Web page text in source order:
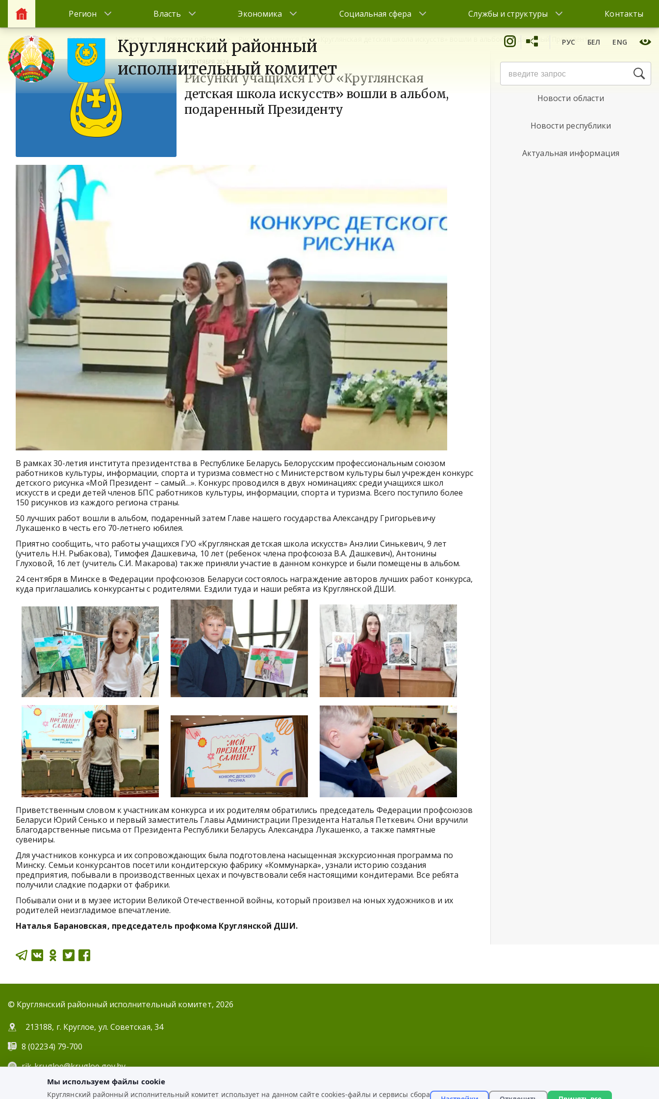
Регион Власть Экономика Социальная сфера Службы и структуры Контакты
Круглянский районный
исполнительный комитет
РУС БЕЛ ENG
Главная Новости Рисунки учащихся ГУО «Круглянская детская школа искусств» вошли в альбом, подаренный Президенту
10 ОКТЯБРЯ 2024
Рисунки учащихся ГУО «Круглянская
детская школа искусств» вошли в альбом,
подаренный Президенту
В рамках 30-летия института президентства в Республике Беларусь Белорусским профессиональным союзом
работников культуры, информации, спорта и туризма совместно с Министерством культуры был учрежден конкурс
детского рисунка «Мой Президент – самый…». Конкурс проводился в двух номинациях: среди учащихся школ
искусств и среди детей членов БПС работников культуры, информации, спорта и туризма. Всего поступило более
150 рисунков из каждого региона страны.
50 лучших работ вошли в альбом, подаренный затем Главе нашего государства Александру Григорьевичу
Лукашенко в честь его 70-летнего юбилея.
Приятно сообщить, что работы учащихся ГУО «Круглянская детская школа искусств» Анэлии Синькевич, 9 лет
(учитель Н.Н. Рыбакова), Тимофея Дашкевича, 10 лет (ребенок члена профсоюза В.А. Дашкевич), Антонины
Глуховой, 16 лет (учитель С.И. Макарова) также приняли участие в данном конкурсе и были помещены в альбом.
24 сентября в Минске в Федерации профсоюзов Беларуси состоялось награждение авторов лучших работ конкурса,
куда приглашались конкурсанты с родителями. Ездили туда и наши ребята из Круглянской ДШИ.
Приветственным словом к участникам конкурса и их родителям обратились председатель Федерации профсоюзов
Беларуси Юрий Сенько и первый заместитель Главы Администрации Президента Наталья Петкевич. Они вручили
Благодарственные письма от Президента Республики Беларусь Александра Лукашенко, а также памятные
сувениры.
Для участников конкурса и их сопровождающих была подготовлена насыщенная экскурсионная программа по
Минску. Семьи конкурсантов посетили кондитерскую фабрику «Коммунарка», узнали историю создания
предприятия, побывали в производственных цехах и почувствовали себя настоящими кондитерами. Все ребята
получили сладкие подарки от фабрики.
Побывали они и в музее истории Великой Отечественной войны, который произвел на юных художников и их
родителей неизгладимое впечатление.
Наталья Барановская, председатель профкома Круглянской ДШИ.
Новости района
Новости области
Новости республики
Актуальная информация
© Круглянский районный исполнительный комитет, 2026
213188, г. Круглое, ул. Советская, 34
8 (02234) 79-700
rik-krugloe@krugloe.gov.by
Мы используем файлы cookie
Круглянский районный исполнительный комитет использует на данном сайте cookies-файлы и сервисы сбора